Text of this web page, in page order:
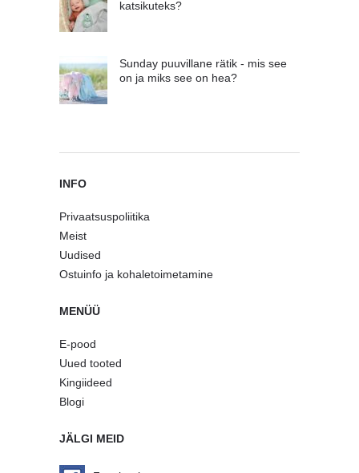
katsikuteks?
Sunday puuvillane rätik - mis see
on ja miks see on hea?
INFO
Privaatsuspoliitika
Meist
Uudised
Ostuinfo ja kohaletoimetamine
MENÜÜ
E-pood
Uued tooted
Kingiideed
Blogi
JÄLGI MEID